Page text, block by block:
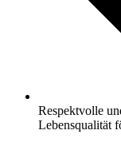
Respektvolle
Lebensqualität